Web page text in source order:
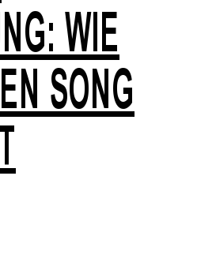
WIE
SONG